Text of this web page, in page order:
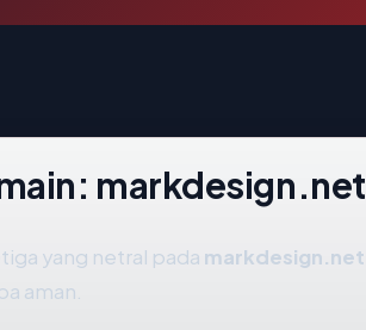
markdesign.net
yang netral pada markdesign.net
aman.